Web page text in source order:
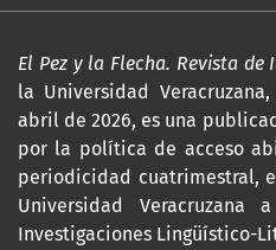
El Pez y la Flecha. Revista
la Universidad
abril de 2026, es una
por la política de acceso
periodicidad cuatrimestral,
Universidad
Investigaciones Lingüístico-